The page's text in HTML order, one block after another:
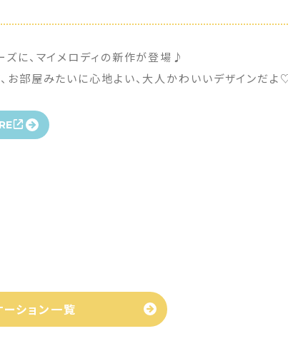
ズに、マイメロディの新作が登場♪
お部屋みたいに心地よい、大人かわいいデザインだよ
ション一覧